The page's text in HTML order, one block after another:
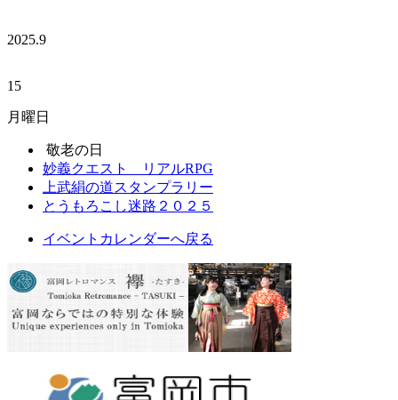
2025.9
15
月曜日
敬老の日
妙義クエスト リアルRPG
上武絹の道スタンプラリー
とうもろこし迷路２０２５
イベントカレンダーへ戻る